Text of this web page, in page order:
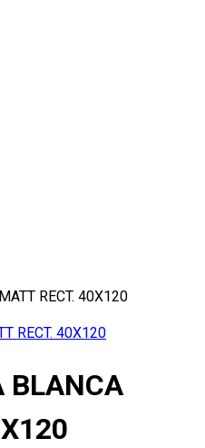
RECT. 40X120
BLANCA